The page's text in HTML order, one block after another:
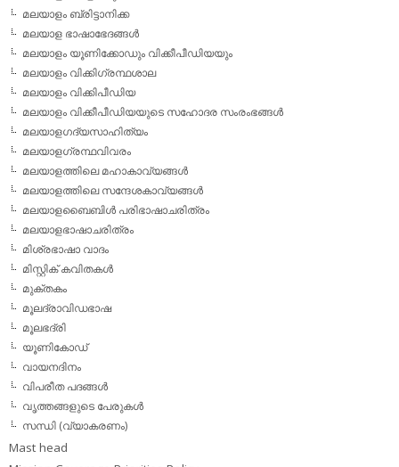
മലയാളം ബ്രിട്ടാനിക്ക
മലയാള ഭാഷാഭേദങ്ങള്‍
മലയാളം യൂണിക്കോഡും വിക്കീപീഡിയയും
മലയാളം വിക്കിഗ്രന്ഥശാല
മലയാളം വിക്കിപീഡിയ
മലയാളം വിക്കീപീഡിയയുടെ സഹോദര സംരംഭങ്ങള്‍
മലയാളഗദ്യസാഹിത്യം
മലയാളഗ്രന്ഥവിവരം
മലയാളത്തിലെ മഹാകാവ്യങ്ങള്‍
മലയാളത്തിലെ സന്ദേശകാവ്യങ്ങള്‍
മലയാളബൈബിള്‍ പരിഭാഷാചരിത്രം
മലയാളഭാഷാചരിത്രം
മിശ്രഭാഷാ വാദം
മിസ്റ്റിക് കവിതകള്‍
മുക്തകം
മൂലദ്രാവിഡഭാഷ
മൂലഭദ്രി
യൂണികോഡ്
വായനദിനം
വിപരീത പദങ്ങള്‍
വൃത്തങ്ങളുടെ പേരുകള്‍
സന്ധി (വ്യാകരണം)
Mast head